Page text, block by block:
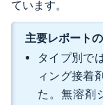
ています。
主要レポート
タイプ別で
ィング接着
た。無溶剤